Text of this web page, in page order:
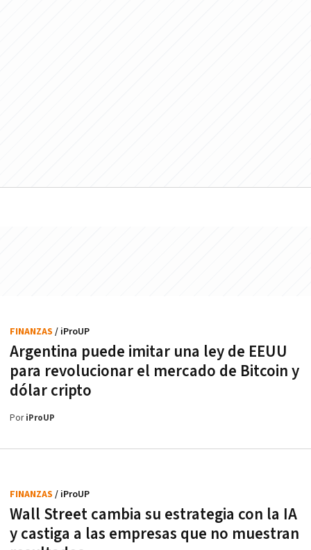
Argentina puede imitar una ley de EEUU
para revolucionar el mercado de Bitcoin y
dólar cripto
FINANZAS / iProUP
PoriProUP
Wall Street cambia su estrategia con la IA
y castiga a las empresas que no muestran
FINANZAS / iProUP